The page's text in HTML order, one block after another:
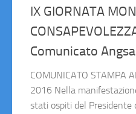
IX GIORNATA
Comunicato Angsa
COMUNICATO STAMPA
2016 Nella
stati ospiti del Presidente